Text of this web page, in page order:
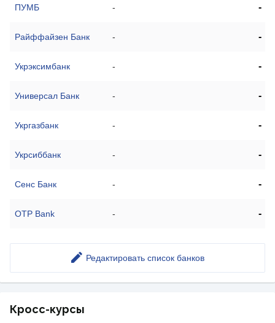
ПУМБ - -
Райффайзен Банк - -
Укрэксимбанк - -
Универсал Банк - -
Укргазбанк - -
Укрсиббанк - -
Сенс Банк - -
OTP Bank - -
Редактировать список банков
Кросс-курсы